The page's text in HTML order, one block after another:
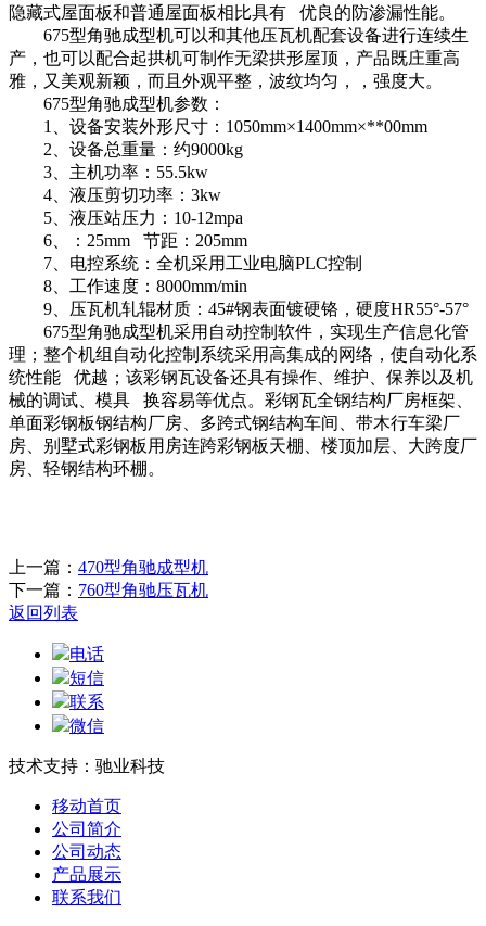
隐藏式屋面板和普通屋面板相比具有 优良的防渗漏性能。
675型角驰成型机可以和其他压瓦机配套设备进行连续生
产，也可以配合起拱机可制作无梁拱形屋顶，产品既庄重高
雅，又美观新颖，而且外观平整，波纹均匀，，强度大。
675型角驰成型机参数：
1、设备安装外形尺寸：1050mm×1400mm×**00mm
2、设备总重量：约9000kg
3、主机功率：55.5kw
4、液压剪切功率：3kw
5、液压站压力：10-12mpa
6、：25mm 节距：205mm
7、电控系统：全机采用工业电脑PLC控制
8、工作速度：8000mm/min
9、压瓦机轧辊材质：45#钢表面镀硬铬，硬度HR55°-57°
675型角驰成型机采用自动控制软件，实现生产信息化管
理；整个机组自动化控制系统采用高集成的网络，使自动化系
统性能 优越；该彩钢瓦设备还具有操作、维护、保养以及机
械的调试、模具 换容易等优点。彩钢瓦全钢结构厂房框架、
单面彩钢板钢结构厂房、多跨式钢结构车间、带木行车梁厂
房、别墅式彩钢板用房连跨彩钢板天棚、楼顶加层、大跨度厂
房、轻钢结构环棚。
上一篇： 470型角驰成型机
下一篇： 760型角驰压瓦机
返回列表
电话
短信
联系
微信
技术支持：驰业科技
移动首页
公司简介
公司动态
产品展示
联系我们